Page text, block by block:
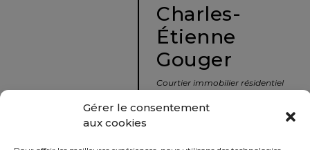
Gérer le consentement
aux cookies
immobilier
Charles-
Étienne
Gouger
Courtier immobilier résidentiel